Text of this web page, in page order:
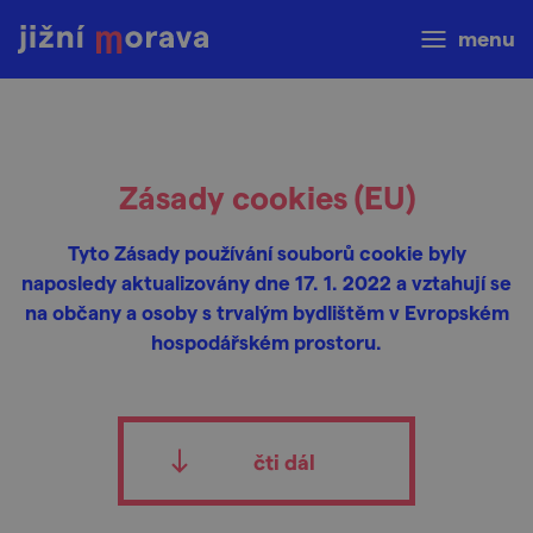
menu
Zásady cookies (EU)
Tyto Zásady používání souborů cookie byly
naposledy aktualizovány dne 17. 1. 2022 a vztahují se
na občany a osoby s trvalým bydlištěm v Evropském
hospodářském prostoru.
čti dál